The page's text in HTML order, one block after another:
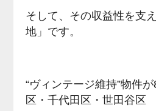
そして、その収益性を支
地」です。
“ヴィンテージ維持”物件
区・千代田区・世田谷区